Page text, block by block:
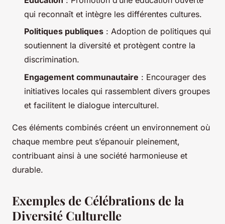
qui reconnaît et intègre les différentes cultures.
Politiques publiques : Adoption de politiques qui
soutiennent la diversité et protègent contre la
discrimination.
Engagement communautaire : Encourager des
initiatives locales qui rassemblent divers groupes
et facilitent le dialogue interculturel.
Ces éléments combinés créent un environnement où
chaque membre peut s’épanouir pleinement,
contribuant ainsi à une société harmonieuse et
durable.
Exemples de Célébrations de la
Diversité Culturelle